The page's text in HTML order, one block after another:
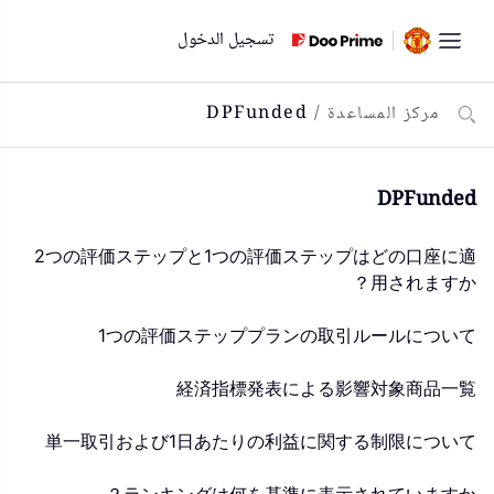
المحتوى
تسجيل الدخول
مركز المساعدة /
DPFunded
DPFunded
2つの評価ステップと1つの評価ステップはどの口座に適
用されますか？
1つの評価ステッププランの取引ルールについて
経済指標発表による影響対象商品一覧
単一取引および1日あたりの利益に関する制限について